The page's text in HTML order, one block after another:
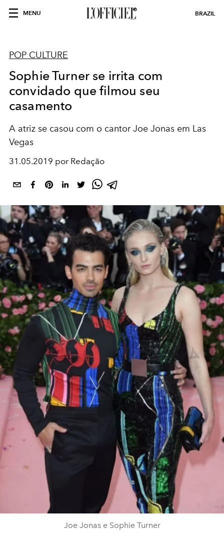
MENU BRAZIL
POP CULTURE
Sophie Turner se irrita com
convidado que filmou seu
casamento
A atriz se casou com o cantor Joe Jonas em Las
Vegas
31.05.2019 por Redação
Joe Jonas e Sophie Turner